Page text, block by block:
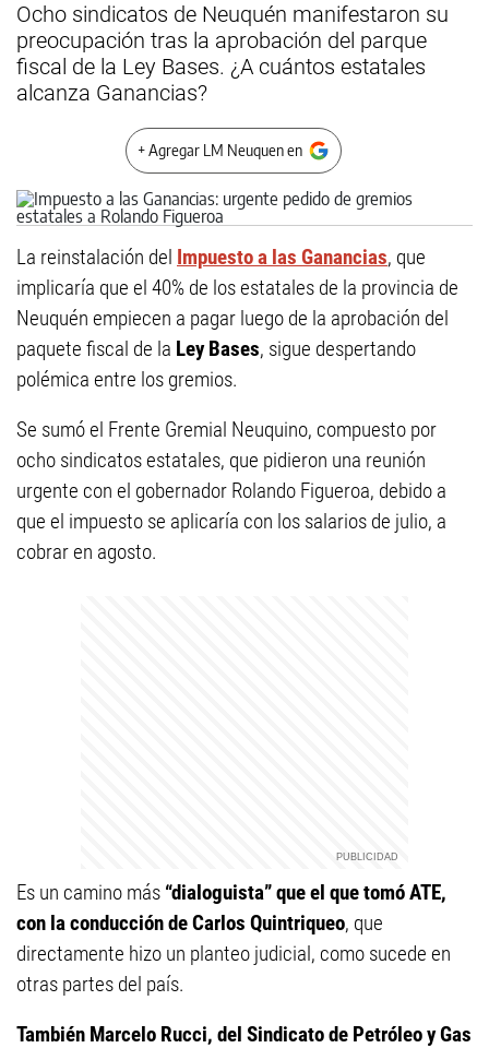
Ocho sindicatos de Neuquén manifestaron su
preocupación tras la aprobación del parque
fiscal de la Ley Bases. ¿A cuántos estatales
alcanza Ganancias?
+ Agregar LM Neuquen en
La reinstalación del Impuesto a las Ganancias, que
implicaría que el 40% de los estatales de la provincia de
Neuquén empiecen a pagar luego de la aprobación del
paquete fiscal de la Ley Bases, sigue despertando
polémica entre los gremios.
Se sumó el Frente Gremial Neuquino, compuesto por
ocho sindicatos estatales, que pidieron una reunión
urgente con el gobernador Rolando Figueroa, debido a
que el impuesto se aplicaría con los salarios de julio, a
cobrar en agosto.
Es un camino más “dialoguista” que el que tomó ATE,
con la conducción de Carlos Quintriqueo, que
directamente hizo un planteo judicial, como sucede en
otras partes del país.
También Marcelo Rucci, del Sindicato de Petróleo y Gas